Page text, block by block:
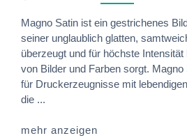
Magno Satin ist ein gestrichenes
seiner unglaublich glatten,
überzeugt und für höchste
von Bilder und Farben sorgt.
für Druckerzeugnisse mit
die ...
mehr anzeigen